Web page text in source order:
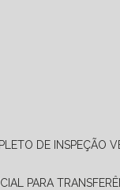
DE INSPEÇÃO
PARA